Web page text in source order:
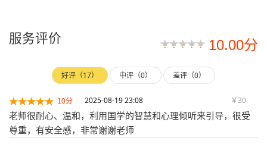
服务评价 10.00分
好评（17） 中评（0） 差评（0）
10分 2025-08-19 23:08 ￥30
老师很耐心、温和，利用国学的智慧和心理倾听来引导，很受
尊重，有安全感，非常谢谢老师